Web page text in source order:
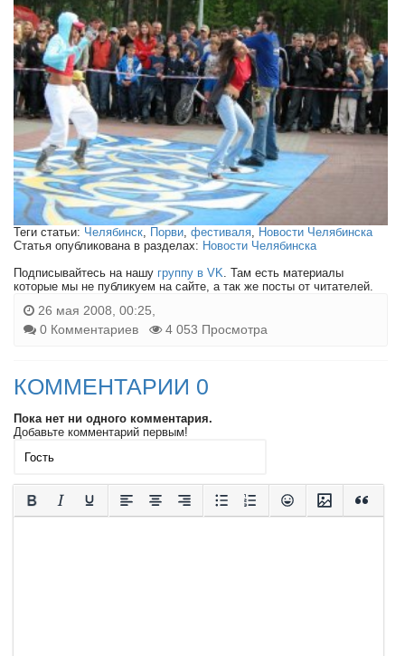
Теги статьи: Челябинск, Порви, фестиваля, Новости Челябинска
Статья опубликована в разделах: Новости Челябинска
Подписывайтесь на нашу группу в VK. Там есть материалы
которые мы не публикуем на сайте, а так же посты от читателей.
26 мая 2008, 00:25,
0 Комментариев
4 053 Просмотра
КОММЕНТАРИИ 0
Пока нет ни одного комментария.
Добавьте комментарий первым!